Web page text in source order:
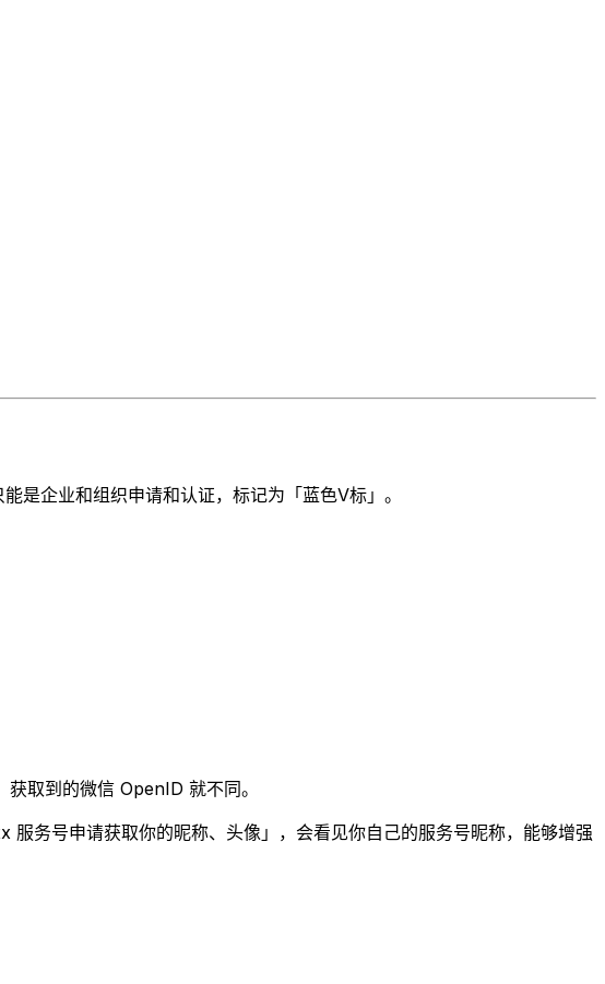
是企业和组织申请和认证，标记为「蓝色V标」。
取到的微信 OpenID 就不同。
务号申请获取你的昵称、头像」，会看见你自己的服务号昵称，能够增强